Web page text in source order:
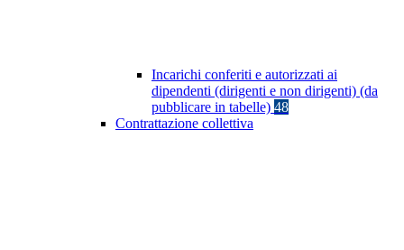
Incarichi conferiti e autorizzati ai
dipendenti (dirigenti e non dirigenti) (da
pubblicare in tabelle) 48
Contrattazione collettiva